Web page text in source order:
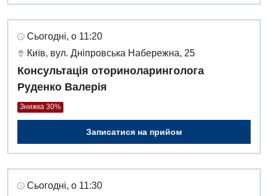
Сьогодні, о 11:20
Київ, вул. Дніпровська Набережна, 25
Консультація оториноларинголога
Руденко Валерія
Знижка 30%
Записатися на прийом
Сьогодні, о 11:30